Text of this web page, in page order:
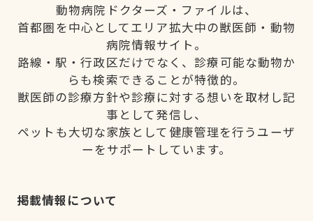
動物病院ドクターズ・ファイルは、
首都圏を中心としてエリア拡大中の獣医師・動物
病院情報サイト。
路線・駅・行政区だけでなく、診療可能な動物か
らも検索できることが特徴的。
獣医師の診療方針や診療に対する想いを取材し記
事として発信し、
ペットも大切な家族として健康管理を行うユーザ
ーをサポートしています。
掲載情報について